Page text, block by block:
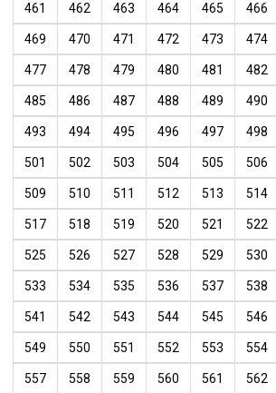
461 462 463 464 465 466
469 470 471 472 473 474
477 478 479 480 481 482
485 486 487 488 489 490
493 494 495 496 497 498
501 502 503 504 505 506
509 510 511 512 513 514
517 518 519 520 521 522
525 526 527 528 529 530
533 534 535 536 537 538
541 542 543 544 545 546
549 550 551 552 553 554
557 558 559 560 561 562